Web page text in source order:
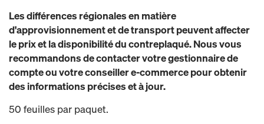
Les différences régionales en matière
d'approvisionnement et de transport peuvent affecter
le prix et la disponibilité du contreplaqué. Nous vous
recommandons de contacter votre gestionnaire de
compte ou votre conseiller e-commerce pour obtenir
des informations précises et à jour.
50 feuilles par paquet.